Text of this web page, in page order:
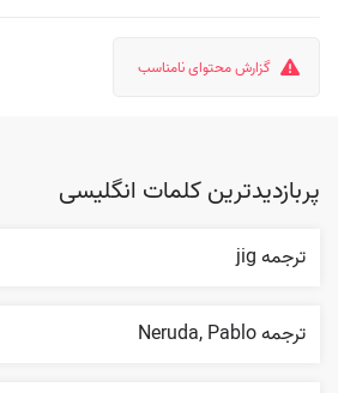
گزارش محتوای نامناسب
پربازدیدترین کلمات انگلیسی
ترجمه jig
ترجمه Neruda, Pablo